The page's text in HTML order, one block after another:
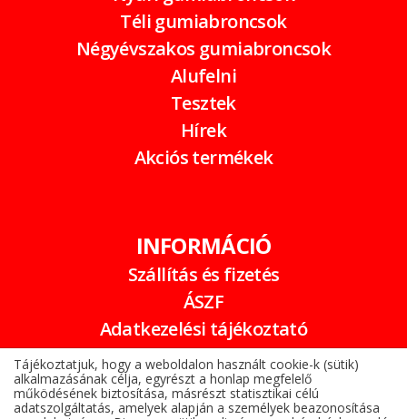
Téli gumiabroncsok
Négyévszakos gumiabroncsok
Alufelni
Tesztek
Hírek
Akciós termékek
INFORMÁCIÓ
Szállítás és fizetés
ÁSZF
Adatkezelési tájékoztató
Garancia
Online elállási nyilatkozat
Tájékoztatjuk, hogy a weboldalon használt cookie-k (sütik)
alkalmazásának célja, egyrészt a honlap megfelelő
működésének biztosítása, másrészt statisztikai célú
adatszolgáltatás, amelyek alapján a személyek beazonosítása